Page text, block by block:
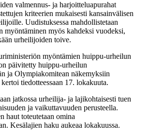
valmennus- ja harjoitteluapurahat
kriteerien mukaisesti kansainvälisen
Uudistuksessa mahdollistetaan
myöntäminen myös kahdeksi vuodeksi,
urheilijoiden toive.
myöntämien huippu-urheilun
päivitetty huippu-urheilun
ja Olympiakomitean näkemyksiin
tiedotteessaan 17. lokakuuta.
jatkossa urheilija- ja lajikohtaisesti tuen
ja vaikuttavuuden perusteella.
haut toteutetaan omina
Kesälajien haku aukeaa lokakuussa.